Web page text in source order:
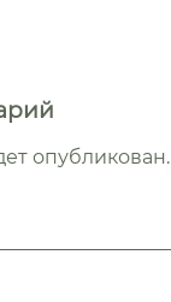
опубликован.